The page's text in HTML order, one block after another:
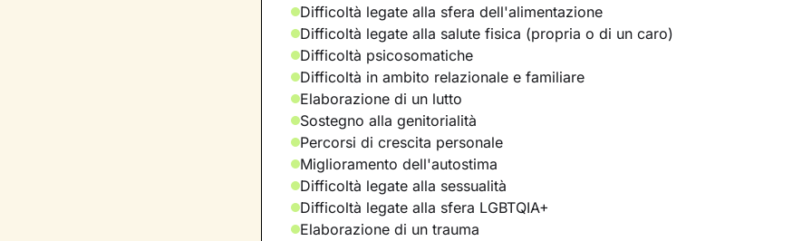
Difficoltà legate alla sfera dell'alimentazione
Difficoltà legate alla salute fisica (propria o di un caro)
Difficoltà psicosomatiche
Difficoltà in ambito relazionale e familiare
Elaborazione di un lutto
Sostegno alla genitorialità
Percorsi di crescita personale
Miglioramento dell'autostima
Difficoltà legate alla sessualità
Difficoltà legate alla sfera LGBTQIA+
Elaborazione di un trauma